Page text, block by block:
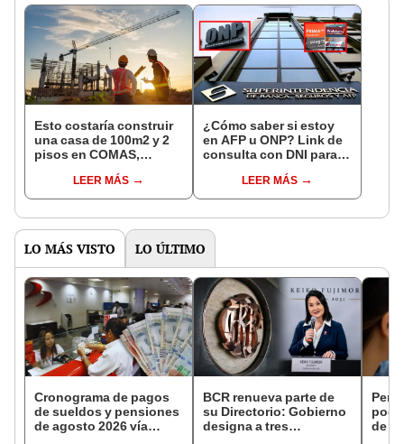
Esto costaría construir
una casa de 100m2 y 2
pisos en COMAS,
distritos de LIMA
NORTE
LEER MÁS
¿Cómo saber si estoy
en AFP u ONP? Link de
consulta con DNI para
pensiones estás
LEER MÁS
LO MÁS VISTO LO ÚLTIMO
Cronograma de pagos
de sueldos y pensiones
de agosto 2026 vía
BCR renueva parte de
su Directorio: Gobierno
designa a tres
de